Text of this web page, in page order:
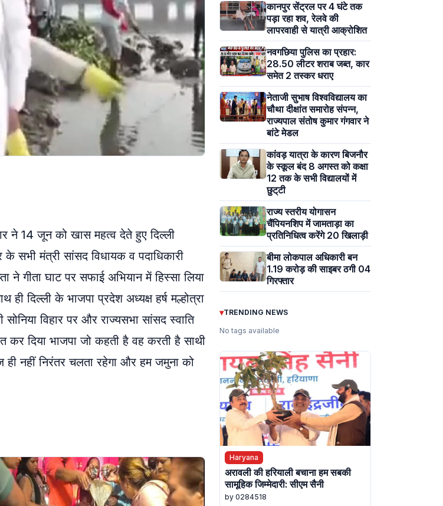
जून को खास महत्व देते हुए दिल्ली
सभी मंत्री सांसद विधायक व पदाधिकारी
ने गीता घाट पर सफाई अभियान में हिस्सा लिया
दिल्ली के भाजपा प्रदेश अध्यक्ष हर्ष मल्होत्रा
विहार पर और राज्यसभा सांसद स्वाति
कर दिया भाजपा जो कहती है वह करती है साथी
नहीं निरंतर चलता रहेगा और हम जमुना को
कानपुर सेंट्रल पर 4 घंटे तक
पड़ा रहा शव, रेलवे की
लापरवाही से यात्री आक्रोशित
नवगछिया पुलिस का प्रहार:
28.50 लीटर शराब जब्त, कार
समेत 2 तस्कर धराए
नेताजी सुभाष विश्वविद्यालय का
चौथा दीक्षांत समारोह संपन्न,
राज्यपाल संतोष कुमार गंगवार ने
बांटे मेडल
कांवड़ यात्रा के कारण बिजनौर
के स्कूल बंद 8 अगस्त को कक्षा
12 तक के सभी विद्यालयों में
छुट्‌टी
राज्य स्तरीय योगासन
चैंपियनशिप में जामताड़ा का
प्रतिनिधित्व करेंगे 20 खिलाड़ी
बीमा लोकपाल अधिकारी बन
1.19 करोड़ की साइबर ठगी 04
गिरफ्तार
▾TRENDING NEWS
No tags available
Haryana
अरावली की हरियाली बचाना हम सबकी
सामूहिक जिम्मेदारी: सीएम सैनी
by 0284518